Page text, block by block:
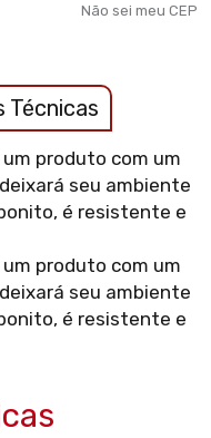
Não sei meu CEP
Técnicas
um produto com um
seu ambiente
é resistente e
um produto com um
seu ambiente
é resistente e